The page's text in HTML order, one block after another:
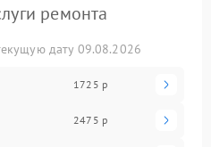
ремонта
дату 09.08.2026
1725 р
2475 р